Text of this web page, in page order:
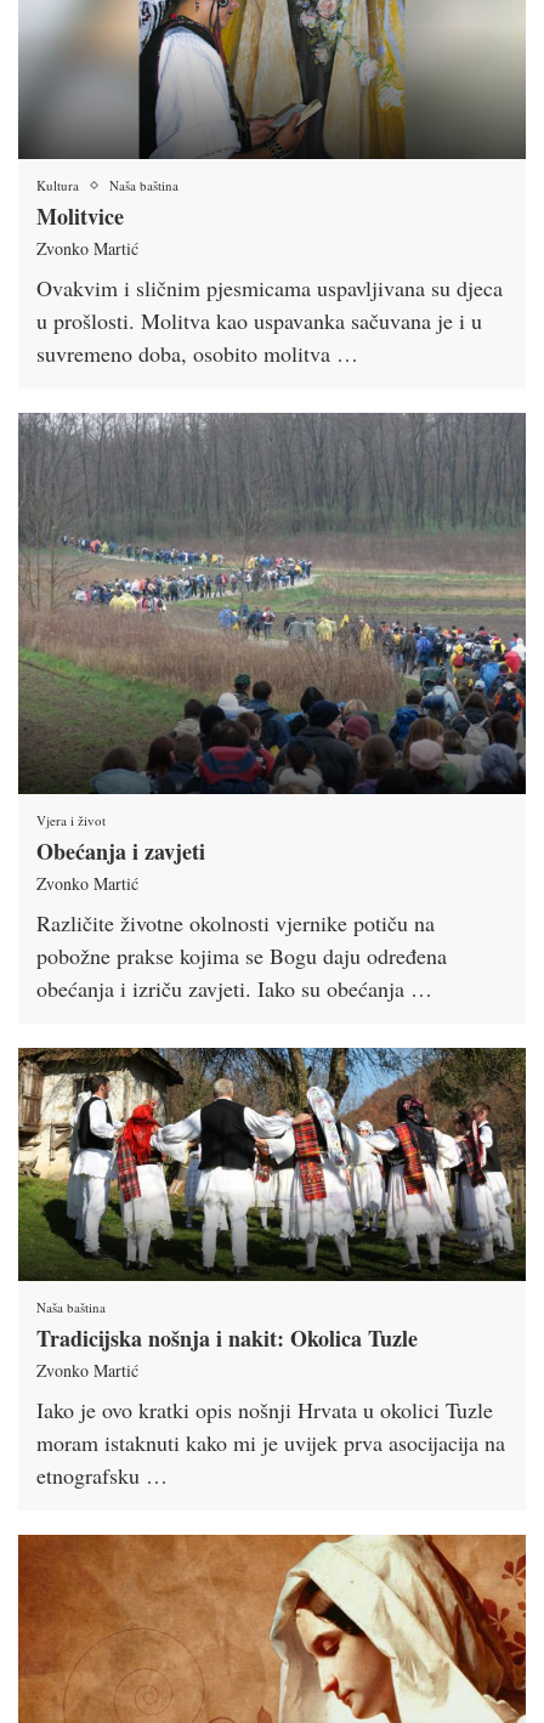
Kultura Naša baština
Molitvice
Zvonko Martić
Ovakvim i sličnim pjesmicama uspavljivana su djeca
u prošlosti. Molitva kao uspavanka sačuvana je i u
suvremeno doba, osobito molitva …
Vjera i život
Obećanja i zavjeti
Zvonko Martić
Različite životne okolnosti vjernike potiču na
pobožne prakse kojima se Bogu daju određena
obećanja i izriču zavjeti. Iako su obećanja …
Naša baština
Tradicijska nošnja i nakit: Okolica Tuzle
Zvonko Martić
Iako je ovo kratki opis nošnji Hrvata u okolici Tuzle
moram istaknuti kako mi je uvijek prva asocijacija na
etnografsku …